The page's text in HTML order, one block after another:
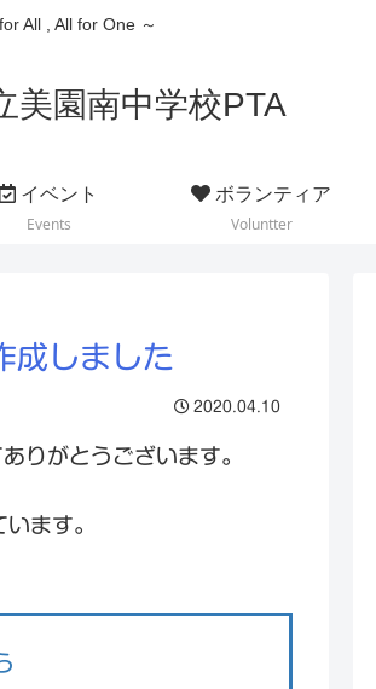
All , All for One ～
美園南中学校PTA
イベント
Events
ボランティア
Voluntter
成しました
2020.04.10
りがとうございます。
ます。